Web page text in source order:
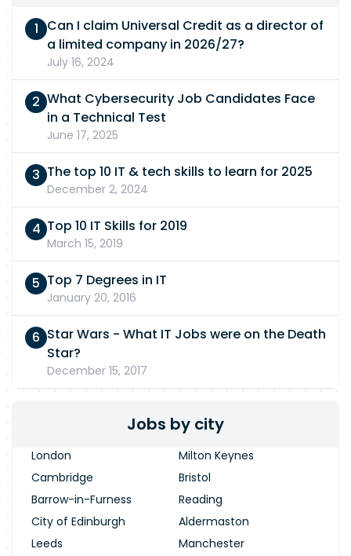
Can I claim Universal Credit as a director of
a limited company in 2026/27?
July 16, 2024
What Cybersecurity Job Candidates Face
in a Technical Test
June 17, 2025
The top 10 IT & tech skills to learn for 2025
December 2, 2024
Top 10 IT Skills for 2019
March 15, 2019
Top 7 Degrees in IT
January 20, 2016
Star Wars - What IT Jobs were on the Death
Star?
December 15, 2017
Jobs by city
London
Milton Keynes
Cambridge
Bristol
Barrow-in-Furness
Reading
City of Edinburgh
Aldermaston
Leeds
Manchester